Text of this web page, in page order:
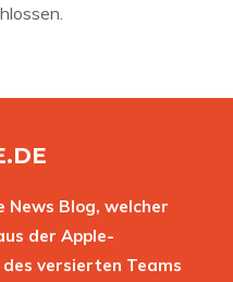
News Blog, welcher
der Apple-
versierten Teams